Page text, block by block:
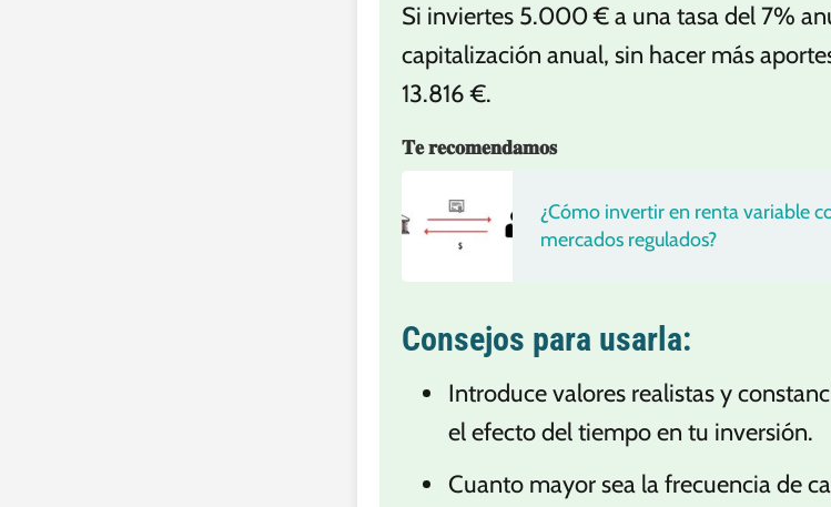
Si inviertes 5.000 € a una tasa del 7%
capitalización anual, sin hacer más
13.816 €.
𝐓𝐞 𝐫𝐞𝐜𝐨𝐦𝐞𝐧𝐝𝐚𝐦𝐨𝐬
¿Cómo invertir en renta variable
mercados regulados?
Consejos para usarla:
Introduce valores realistas y
el efecto del tiempo en tu inversión.
Cuanto mayor sea la frecuencia de